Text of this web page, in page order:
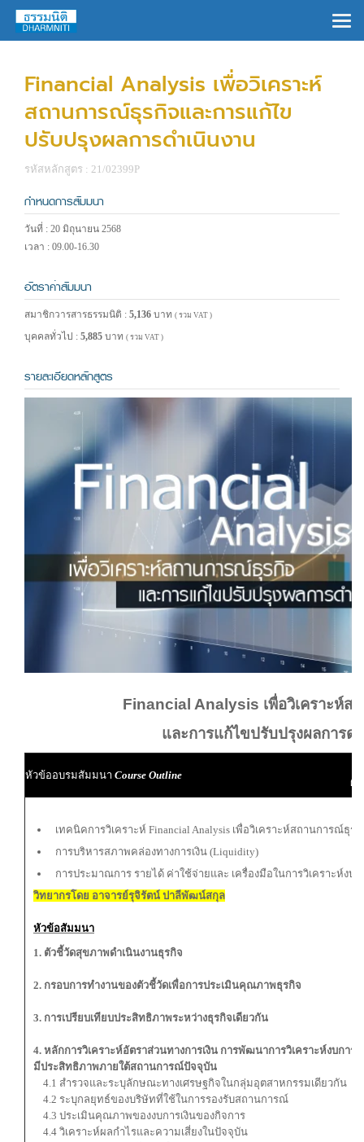
Financial Analysis เพื่อวิเคราะห์
สถานการณ์ธุรกิจและการแก้ไข
ปรับปรุงผลการดำเนินงาน
รหัสหลักสูตร : 21/02399P
กำหนดการสัมมนา
วันที่ : 20 มิถุนายน 2568
เวลา : 09.00-16.30
อัตราค่าสัมมนา
สมาชิกวารสารธรรมนิติ : 5,136 บาท ( รวม VAT )
บุคคลทั่วไป : 5,885 บาท ( รวม VAT )
รายละเอียดหลักสูตร
Financial Analysis เพื่อวิเคราะห์ส
และการแก้ไขปรับปรุงผลการด
หัวข้ออบรมสัมมนา Course Outline
ผู้
เทคนิคการวิเคราะห์ Financial Analysis เพื่อวิเคราะห์สถานการณ์ธุร
การบริหารสภาพคล่องทางการเงิน (Liquidity)
การประมาณการ รายได้ ค่าใช้จ่ายและ เครื่องมือในการวิเคราะห์งบก
วิทยากรโดย อาจารย์รุจิรัตน์ ปาลีพัฒน์สกุล
หัวข้อสัมมนา
1. ตัวชี้วัดสุขภาพดําเนินงานธุรกิจ
2. กรอบการทํางานของตัวชี้วัดเพื่อการประเมินคุณภาพธุรกิจ
3. การเปรียบเทียบประสิทธิภาพระหว่างธุรกิจเดียวกัน
4. หลักการวิเคราะห์อัตราส่วนทางการเงิน การพัฒนาการวิเคราะห์งบการเ
มีประสิทธิภาพภายใต้สถานการณ์ปัจจุบัน
4.1 สํารวจและระบุลักษณะทางเศรษฐกิจในกลุ่มอุตสาหกรรมเดียวกัน
4.2 ระบุกลยุทธ์ของบริษัทที่ใช้ในการรองรับสถานการณ์
4.3 ประเมินคุณภาพของงบการเงินของกิจการ
4.4 วิเคราะห์ผลกําไรและความเสี่ยงในปัจจุบัน
×